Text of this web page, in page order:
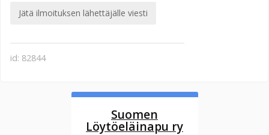
Jätä ilmoituksen lähettäjälle viesti
id: 82844
Suomen
Löytöeläinapu ry